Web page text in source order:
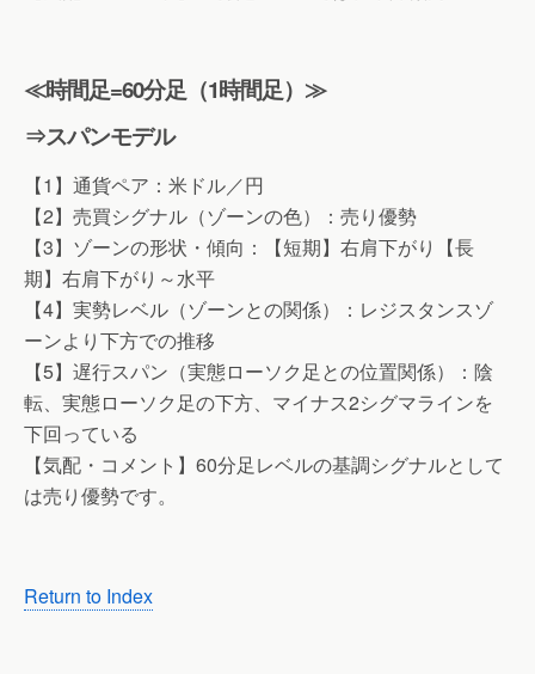
≪時間足=60分足（1時間足）≫
⇒スパンモデル
【1】通貨ペア：米ドル／円
【2】売買シグナル（ゾーンの色）：売り優勢
【3】ゾーンの形状・傾向：【短期】右肩下がり【長
期】右肩下がり～水平
【4】実勢レベル（ゾーンとの関係）：レジスタンスゾ
ーンより下方での推移
【5】遅行スパン（実態ローソク足との位置関係）：陰
転、実態ローソク足の下方、マイナス2シグマラインを
下回っている
【気配・コメント】60分足レベルの基調シグナルとして
は売り優勢です。
Return to Index